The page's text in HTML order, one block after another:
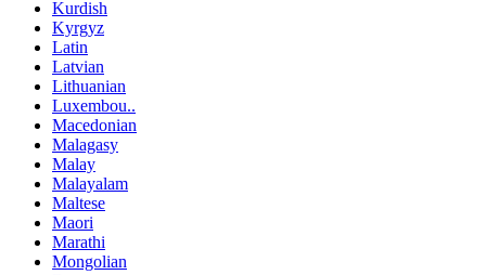
Kurdish
Kyrgyz
Latin
Latvian
Lithuanian
Luxembou..
Macedonian
Malagasy
Malay
Malayalam
Maltese
Maori
Marathi
Mongolian